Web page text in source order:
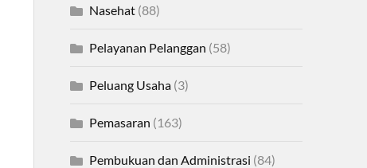
Nasehat(88)
Pelayanan Pelanggan (58)
Peluang Usaha(3)
Pemasaran (163)
Pembukuan dan Administrasi (84)